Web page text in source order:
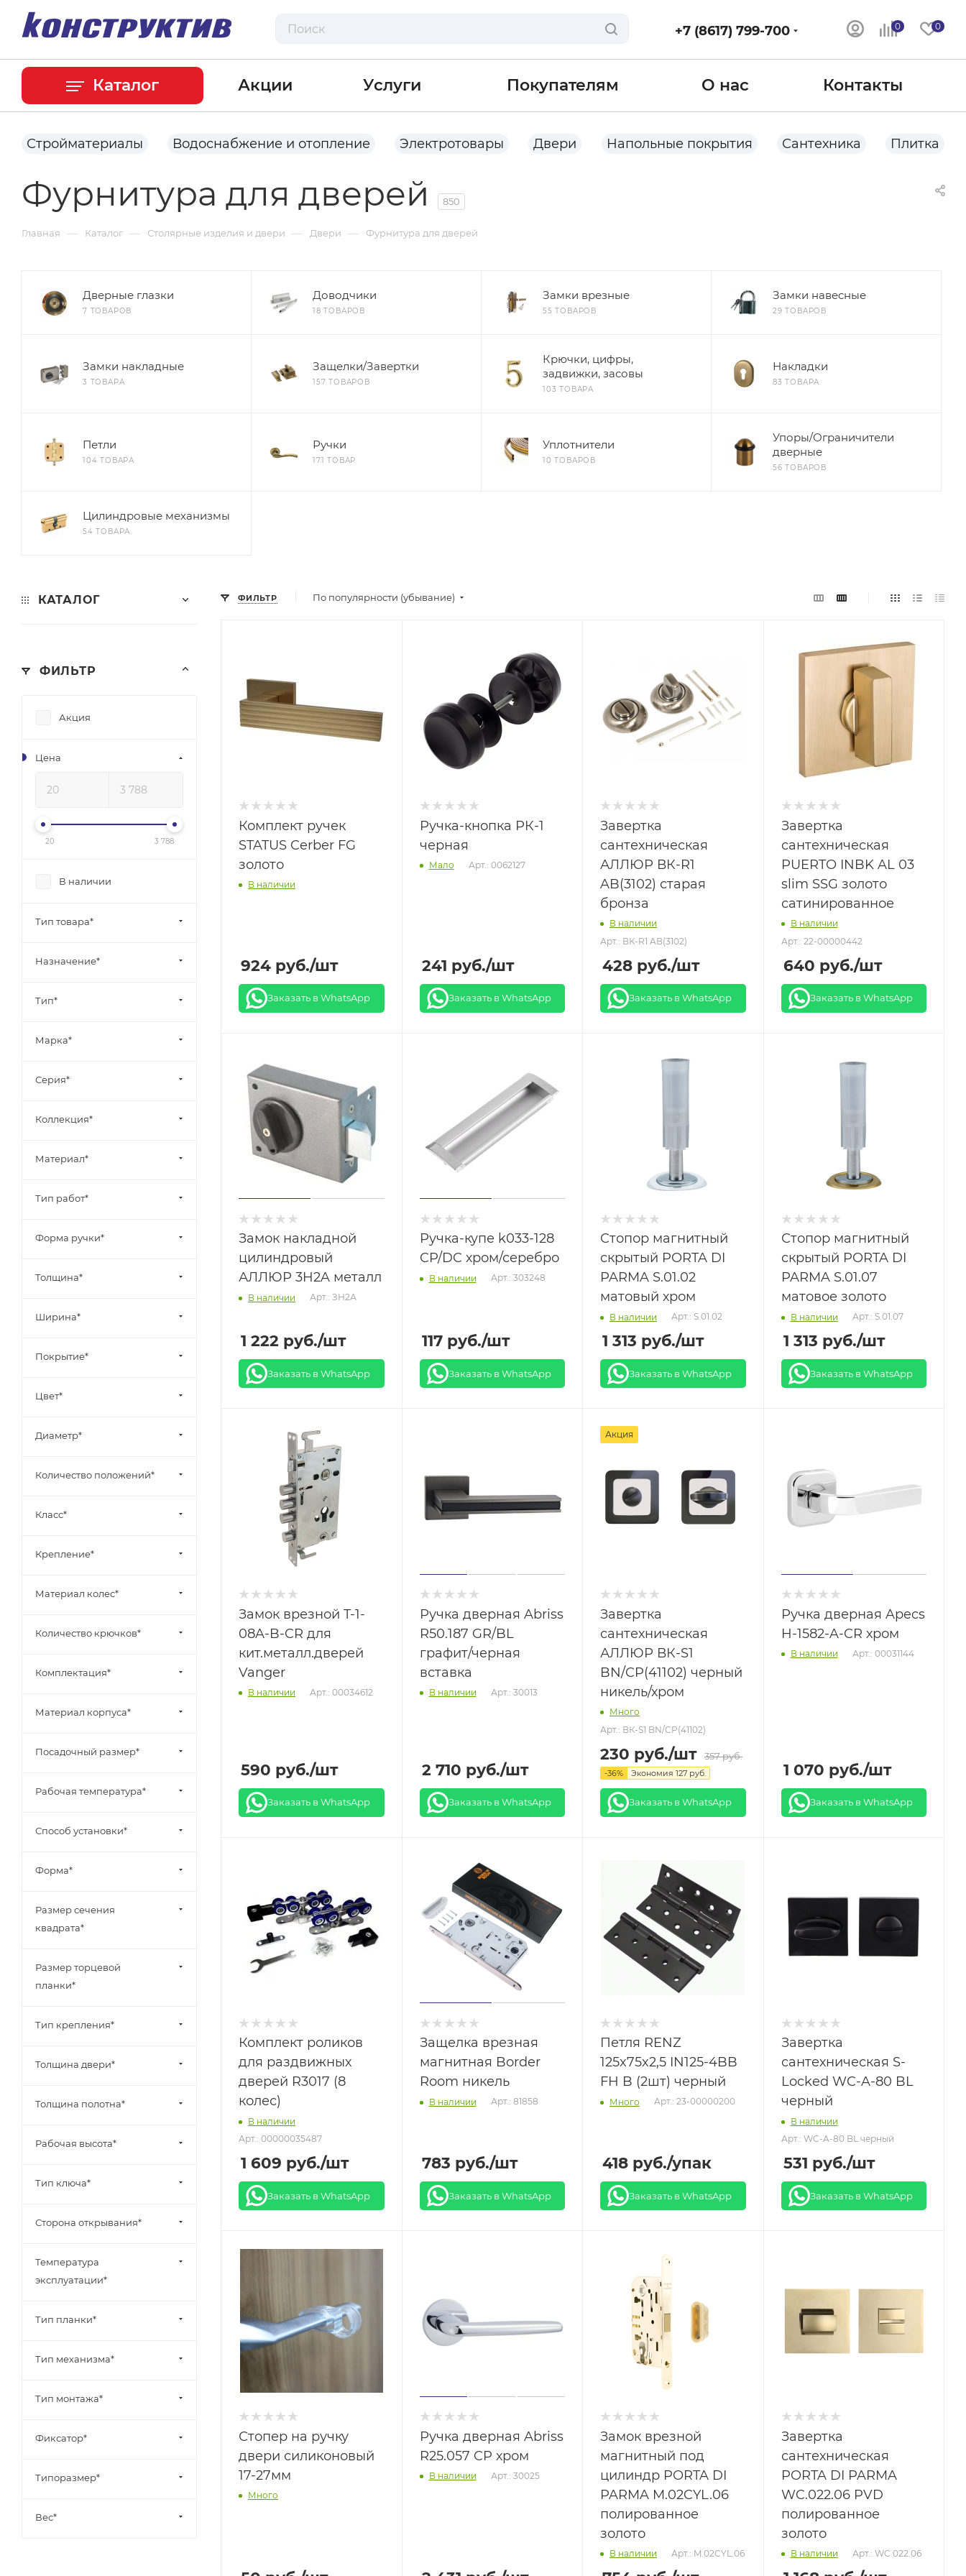
0 0
+7 (8617) 799-700
Каталог Акции Услуги Покупателям О нас Контакты
Стройматериалы Водоснабжение и отопление Электротовары Двери Напольные покрытия Сантехника Плитка
Фурнитура для дверей 850
Главная — Каталог — Столярные изделия и двери — Двери — Фурнитура для дверей
Дверные глазки
7 ТОВАРОВ
Доводчики
18 ТОВАРОВ
Замки врезные
55 ТОВАРОВ
Замки навесные
29 ТОВАРОВ
Замки накладные
3 ТОВАРА
Защелки/Завертки
157 ТОВАРОВ
Крючки, цифры,
задвижки, засовы
103 ТОВАРА
Накладки
83 ТОВАРА
Петли
104 ТОВАРА
Ручки
171 ТОВАР
Уплотнители
10 ТОВАРОВ
Упоры/Ограничители
дверные
56 ТОВАРОВ
Цилиндровые механизмы
54 ТОВАРА
ФИЛЬТР По популярности (убывание)
Комплект ручек
STATUS Cerber FG
золото
В наличии
924 руб./шт
Заказать в WhatsApp
Ручка-кнопка РК-1
черная
Мало Арт.: 0062127
241 руб./шт
Заказать в WhatsApp
Завертка
сантехническая
АЛЛЮР ВК-R1
AB(3102) старая
бронза
В наличии
Арт.: ВК-R1 AВ(3102)
428 руб./шт
Заказать в WhatsApp
Завертка
сантехническая
PUERTO INBK AL 03
slim SSG золото
сатинированное
В наличии
Арт.: 22-00000442
640 руб./шт
Заказать в WhatsApp
Замок накладной
цилиндровый
АЛЛЮР 3H2A металл
В наличии Арт.: ЗН2А
1 222 руб./шт
Заказать в WhatsApp
Ручка-купе k033-128
CP/DC хром/серебро
В наличии Арт.: 303248
117руб./шт
Заказать в WhatsApp
Стопор магнитный
скрытый PORTA DI
PARMA S.01.02
матовый хром
В наличии Арт.: S.01.02
1 313 руб./шт
Заказать в WhatsApp
Стопор магнитный
скрытый PORTA DI
PARMA S.01.07
матовое золото
В наличии Арт.: S.01.07
1 313 руб./шт
Заказать в WhatsApp
Замок врезной T-1-
08A-B-CR для
кит.металл.дверей
Vanger
В наличии Арт.: 00034612
590 руб./шт
Заказать в WhatsApp
Ручка дверная Abriss
R50.187 GR/BL
графит/черная
вставка
В наличии Арт.: 30013
2 710 руб./шт
Заказать в WhatsApp
Акция
Завертка
сантехническая
АЛЛЮР ВК-S1
BN/CP(41102) черный
никель/хром
Много
Арт.: ВК-S1 BN/CP(41102)
230 руб./шт 357руб.
-36% Экономия 127 руб.
Заказать в WhatsApp
Ручка дверная Apecs
H-1582-A-CR хром
В наличии Арт.: 00031144
1 070 руб./шт
Заказать в WhatsApp
Комплект роликов
для раздвижных
дверей R3017 (8
колес)
В наличии
Арт.: 00000035487
1 609 руб./шт
Заказать в WhatsApp
Защелка врезная
магнитная Border
Room никель
В наличии Арт.: 81858
783 руб./шт
Заказать в WhatsApp
Петля RENZ
125x75x2,5 IN125-4BB
FH B (2шт) черный
Много Арт.: 23-00000200
418 руб./упак
Заказать в WhatsApp
Завертка
сантехническая S-
Locked WC-A-80 BL
черный
В наличии
Арт.: WC-A-80 BL черный
531 руб./шт
Заказать в WhatsApp
Стопер на ручку
двери силиконовый
17-27мм
Много
Ручка дверная Abriss
R25.057 CP хром
В наличии Арт.: 30025
Замок врезной
магнитный под
цилиндр PORTA DI
PARMA M.02CYL.06
полированное
золото
В наличии Арт.: M.02CYL.06
Завертка
сантехническая
PORTA DI PARMA
WC.022.06 PVD
полированное
золото
В наличии Арт.: WC.022.06
КАТАЛОГ
ФИЛЬТР
Акция
Цена
20 3 788
В наличии
Тип товара*
Назначение*
Тип*
Марка*
Серия*
Коллекция*
Материал*
Тип работ*
Форма ручки*
Толщина*
Ширина*
Покрытие*
Цвет*
Диаметр*
Количество положений*
Класс*
Крепление*
Материал колес*
Количество крючков*
Комплектация*
Материал корпуса*
Посадочный размер*
Рабочая температура*
Способ установки*
Форма*
Размер сечения
квадрата*
Размер торцевой
планки*
Тип крепления*
Толщина двери*
Толщина полотна*
Рабочая высота*
Тип ключа*
Сторона открывания*
Температура
эксплуатации*
Тип планки*
Тип механизма*
Тип монтажа*
Фиксатор*
Типоразмер*
Вес*